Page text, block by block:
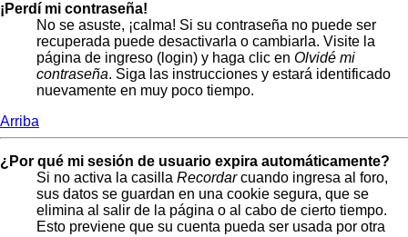
¡Perdí mi contraseña!
No se asuste, ¡calma! Si su contraseña no puede ser
recuperada puede desactivarla o cambiarla. Visite la
página de ingreso (login) y haga clic en Olvidé mi
contraseña. Siga las instrucciones y estará identificado
nuevamente en muy poco tiempo.
Arriba
¿Por qué mi sesión de usuario expira automáticamente?
Si no activa la casilla Recordarcuando ingresa al foro,
sus datos se guardan en una cookie segura, que se
elimina al salir de la página o al cabo de cierto tiempo.
Esto previene que su cuenta pueda ser usada por otra